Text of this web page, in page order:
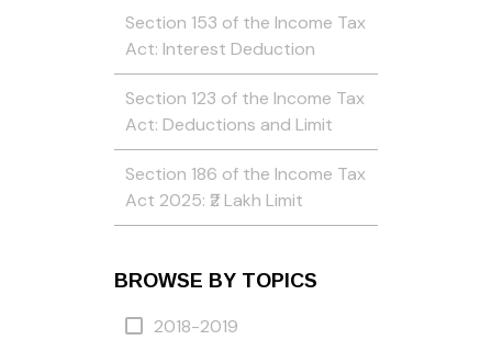
Section 153 of the Income Tax
Act: Interest Deduction
Section 123 of the Income Tax
Act: Deductions and Limit
Section 186 of the Income Tax
Act 2025: ₹2 Lakh Limit
BROWSE BY TOPICS
2018-2019